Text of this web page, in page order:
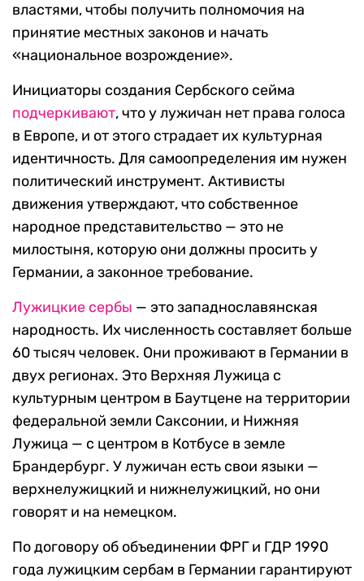
властями, чтобы получить полномочия на
принятие местных законов и начать
«национальное возрождение».
Инициаторы создания Сербского сейма
подчеркивают, что у лужичан нет права голоса
в Европе, и от этого страдает их культурная
идентичность. Для самоопределения им нужен
политический инструмент. Активисты
движения утверждают, что собственное
народное представительство — это не
милостыня, которую они должны просить у
Германии, а законное требование.
Лужицкие сербы — это западнославянская
народность. Их численность составляет больше
60 тысяч человек. Они проживают в Германии в
двух регионах. Это Верхняя Лужица с
культурным центром в Баутцене на территории
федеральной земли Саксонии, и Нижняя
Лужица — с центром в Котбусе в земле
Брандербург. У лужичан есть свои языки —
верхнелужицкий и нижнелужицкий, но они
говорят и на немецком.
По договору об объединении ФРГ и ГДР 1990
года лужицким сербам в Германии гарантируют